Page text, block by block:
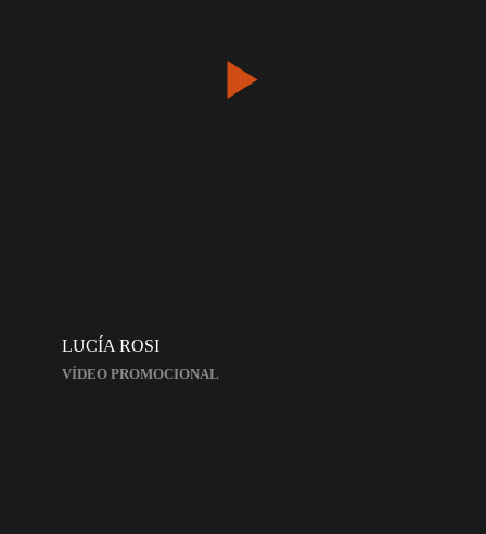
LUCÍA ROSI
VÍDEO PROMOCIONAL